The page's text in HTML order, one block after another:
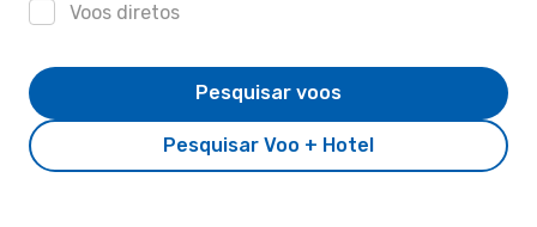
Voos diretos
Pesquisar Voo + Hotel
Pesquisar voos